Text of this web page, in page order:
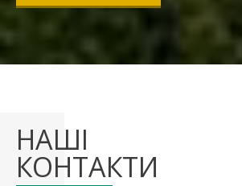
НАШІ
КОНТАКТИ